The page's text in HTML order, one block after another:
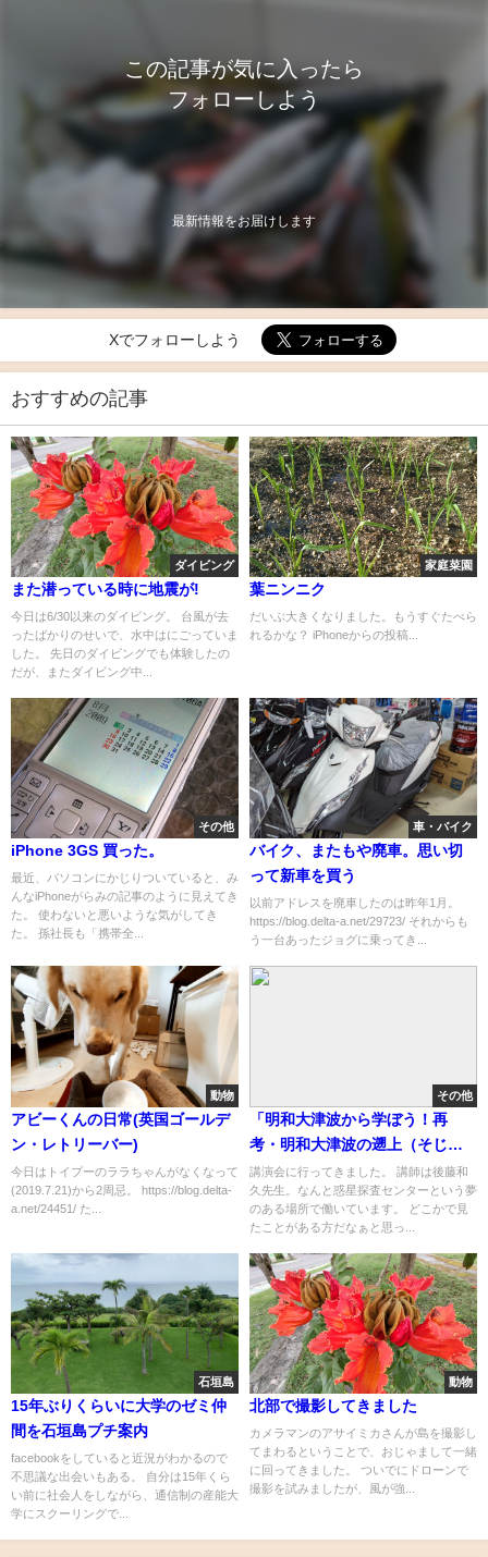
この記事が気に入ったら
フォローしよう
最新情報をお届けします
Xでフォローしよう
おすすめの記事
ダイビング
また潜っている時に地震が!
今日は6/30以来のダイビング。 台風が去
ったばかりのせいで、水中はにごっていま
した。 先日のダイビングでも体験したの
だが、またダイビング中...
家庭菜園
葉ニンニク
だいぶ大きくなりました。もうすぐたべら
れるかな？ iPhoneからの投稿...
その他
iPhone 3GS 買った。
最近、パソコンにかじりついていると、み
んなiPhoneがらみの記事のように見えてき
た。 使わないと悪いような気がしてき
た。 孫社長も「携帯全...
車・バイク
バイク、またもや廃車。思い切
って新車を買う
以前アドレスを廃車したのは昨年1月。
https://blog.delta-a.net/29723/ それからも
う一台あったジョグに乗ってき...
動物
アビーくんの日常(英国ゴールデ
ン・レトリーバー)
今日はトイプーのララちゃんがなくなって
(2019.7.21)から2周忌。 https://blog.delta-
a.net/24451/ た...
その他
「明和大津波から学ぼう！再
考・明和大津波の遡上（そじょ
う）高」
講演会に行ってきました。 講師は後藤和
久先生。なんと惑星探査センターという夢
のある場所で働いています。 どこかで見
たことがある方だなぁと思っ...
石垣島
15年ぶりくらいに大学のゼミ仲
間を石垣島プチ案内
facebookをしていると近況がわかるので
不思議な出会いもある。 自分は15年くら
い前に社会人をしながら、通信制の産能大
学にスクーリングで...
動物
北部で撮影してきました
カメラマンのアサイミカさんが島を撮影し
てまわるということで、おじゃまして一緒
に回ってきました。 ついでにドローンで
撮影を試みましたが、風が強...